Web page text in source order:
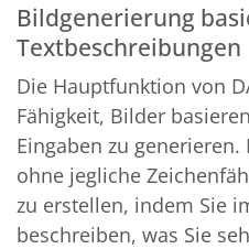
Bildgenerierung
Textbeschreibungen
Die Hauptfunktion von
Fähigkeit, Bilder
Eingaben zu
ohne jegliche
zu erstellen, indem Sie
beschreiben, was Sie